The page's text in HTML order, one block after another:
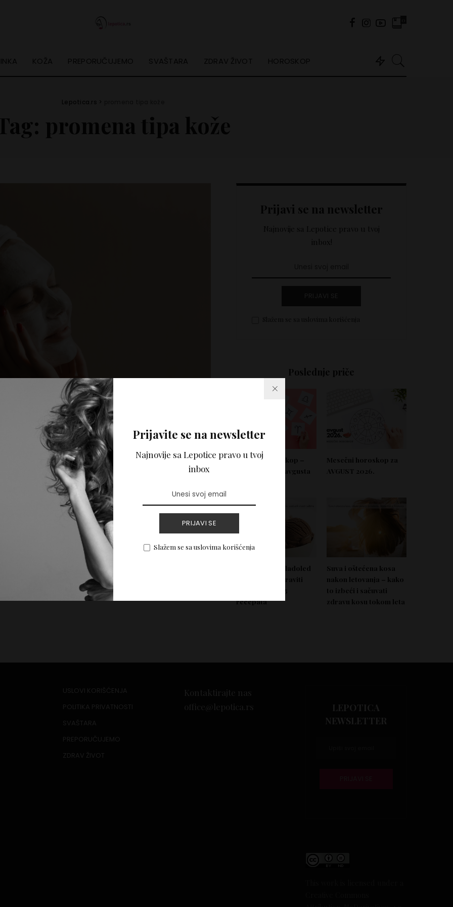
Prijavite se na newsletter
Najnovije sa Lepotice pravo u tvoj
inbox
PRIJAVI SE
Slažem se sa uslovima korišćenja
KOŽA PREPORUČUJEMO SVAŠTARA ZDRAV ŽIVOT HOROSKOP
svoj tip?
PROČITAJ VIŠE
Prijavi se na newsletter
Najnovije sa Lepotice pravo u tvoj
inbox!
Slažem se sa uslovima korišćenja
Poslednje priče
Nedeljni horoskop –
Od 03. do 09. avgusta
Mesečni horoskop za
AVGUST 2026.
Domać zdrav sladoled
koji možeš napraviti
bez aparata – 5
recepata
Suva i oštećena kosa
nakon letovanja – kako
to izbeći i sačuvati
zdravu kosu tokom leta
USLOVI KORIŠĆENJA
POLITIKA PRIVATNOSTI
SVAŠTARA
PREPORUČUJEMO
ZDRAV ŽIVOT
Kontaktirajte nas
office@lepotica.rs
LEPOTICA
NEWSLETTER